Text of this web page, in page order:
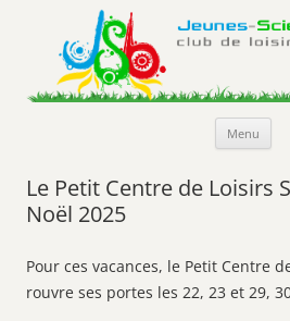
Jeunes-Science
Club de loisirs scientifiques
Menu
Le Petit Centre de Loisirs
Noël 2025
Pour ces vacances, le Petit Centre
rouvre ses portes les 22, 23 et 29,